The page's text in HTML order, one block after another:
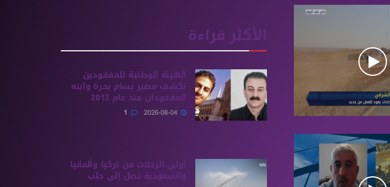
الأكثر قراءة
الهيئة الوطنية للمفقودين
تكشف مصير بسام بحرة وابنه
المفقودان منذ عام 2013
...
أولى الرحلات من ‏تركيا وألمانيا
والسعودية تصل إلى حلب